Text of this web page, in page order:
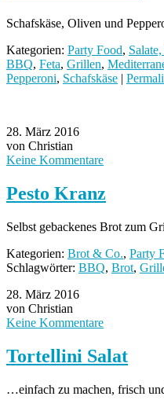
Schafskäse, Oliven und
Kategorien: Party Food,
BBQ, Feta, Grillen,
Pepperoni, Schafskäse |
28. März 2016
von Christian
Keine Kommentare
Pesto Kranz
Selbst gebackenes Brot zum
Kategorien: Brot & Co., Party
Schlagwörter: BBQ, Brot,
28. März 2016
von Christian
Keine Kommentare
Tortellini Salat
…einfach zu machen, frisch